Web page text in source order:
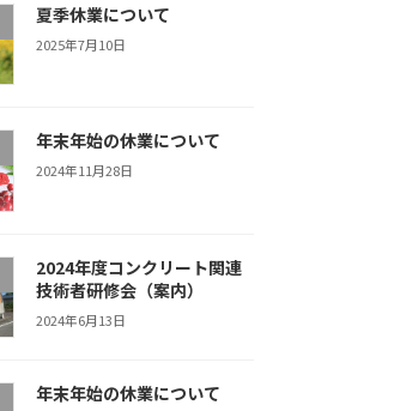
夏季休業について
2025年7月10日
年末年始の休業について
2024年11月28日
2024年度コンクリート関連
技術者研修会（案内）
2024年6月13日
年末年始の休業について